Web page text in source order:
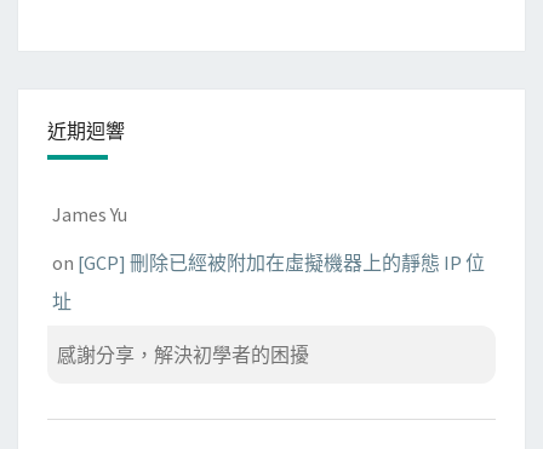
近期迴響
James Yu
on [GCP] 刪除已經被附加在虛擬機器上的靜態 IP 位
址
感謝分享，解決初學者的困擾